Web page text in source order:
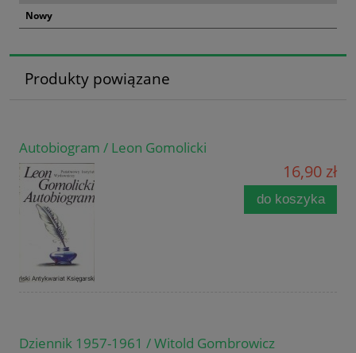
Nowy
Produkty powiązane
Autobiogram / Leon Gomolicki
16,90 zł
do koszyka
Dziennik 1957-1961 / Witold Gombrowicz